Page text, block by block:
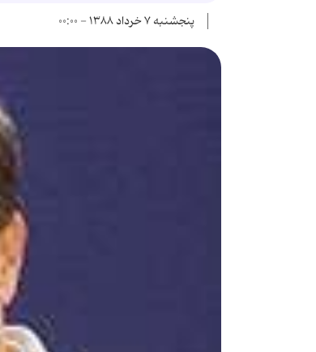
پنجشنبه ۷ خرداد ۱۳۸۸ - ۰۰:۰۰